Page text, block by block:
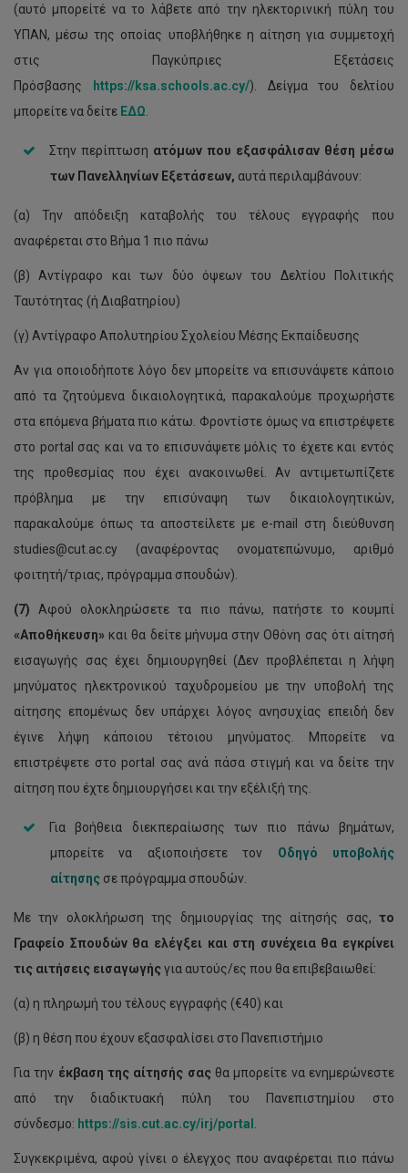
(αυτό μπορείτέ να το λάβετε από την ηλεκτορινική πύλη του
ΥΠΑΝ, μέσω της οποίας υποβλήθηκε η αίτηση για συμμετοχή
στις Παγκύπριες Εξετάσεις
Πρόσβασης
https://ksa.schools.ac.cy/). Δείγμα του δελτίου
μπορείτε να δείτε ΕΔΩ
Στην περίπτωση ατόμων που εξασφάλισαν θέση μέσω
των Πανελληνίων Εξετάσεων, αυτά περιλαμβάνουν:
(α) Την απόδειξη καταβολής του τέλους εγγραφής που
αναφέρεται στο Βήμα 1 πιο πάνω
(β) Αντίγραφο και των δύο όψεων του Δελτίου Πολιτικής
Ταυτότητας (ή Διαβατηρίου)
(γ) Αντίγραφο Απολυτηρίου Σχολείου Μέσης Εκπαίδευσης
Αν για οποιοδήποτε λόγο δεν μπορείτε να επισυνάψετε κάποιο
από τα ζητούμενα δικαιολογητικά, παρακαλούμε προχωρήστε
στα επόμενα βήματα πιο κάτω. Φροντίστε όμως να επιστρέψετε
στο portal σας και να το επισυνάψετε μόλις το έχετε και εντός
της προθεσμίας που έχει ανακοινωθεί. Αν αντιμετωπίζετε
πρόβλημα με την επισύναψη των δικαιολογητικών,
παρακαλούμε όπως τα αποστείλετε με e-mail στη διεύθυνση
studies@cut.ac.cy (αναφέροντας ονοματεπώνυμο, αριθμό
φοιτητή/τριας, πρόγραμμα σπουδών).
(7) Αφού ολοκληρώσετε τα πιο πάνω, πατήστε το κουμπί
«Αποθήκευση» και θα δείτε μήνυμα στην Οθόνη σας ότι αίτησή
εισαγωγής σας έχει δημιουργηθεί (Δεν προβλέπεται η λήψη
μηνύματος ηλεκτρονικού ταχυδρομείου με την υποβολή της
αίτησης επομένως δεν υπάρχει λόγος ανησυχίας επειδή δεν
έγινε λήψη κάποιου τέτοιου μηνύματος. Μπορείτε να
επιστρέψετε στο portal σας ανά πάσα στιγμή και να δείτε την
αίτηση που έχτε δημιουργήσει και την εξέλιξή της.
Για βοήθεια διεκπεραίωσης των πιο πάνω βημάτων,
μπορείτε να αξιοποιήσετε τον Οδηγό υποβολής
αίτησης σε πρόγραμμα σπουδών.
Με την ολοκλήρωση της δημιουργίας της αίτησής σας, το
Γραφείο Σπουδών θα ελέγξει και στη συνέχεια θα εγκρίνει
τις αιτήσεις εισαγωγήςγια αυτούς/ες που θα επιβεβαιωθεί:
(α) η πληρωμή του τέλους εγγραφής (€40) και
(β) η θέση που έχουν εξασφαλίσει στο Πανεπιστήμιο
Για την έκβαση της αίτησής σαςθα μπορείτε να ενημερώνεστε
από την διαδικτυακή πύλη του Πανεπιστημίου στο
σύνδεσμο: https://sis.cut.ac.cy/irj/portal
Συγκεκριμένα, αφού γίνει ο έλεγχος που αναφέρεται πιο πάνω